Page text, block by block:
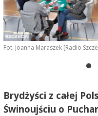
Fot. Joanna Maraszek [Radio
Brydżyści z całej
Świnoujściu o